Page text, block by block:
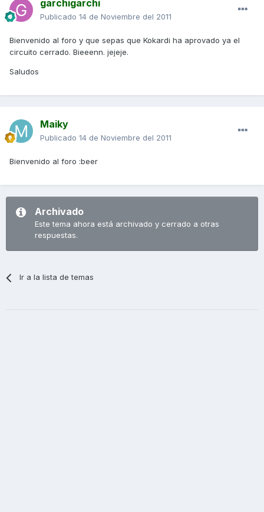
garchigarchi
Publicado 14 de Noviembre del 2011
Bienvenido al foro y que sepas que Kokardi ha aprovado ya el
circuito cerrado. Bieeenn. jejeje.
Saludos
Maiky
Publicado 14 de Noviembre del 2011
Bienvenido al foro :beer
Archivado
Este tema ahora está archivado y cerrado a otras
respuestas.
Ir a la lista de temas